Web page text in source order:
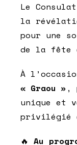
Le
la
pour une
de la fête
À
« Graou » ,
unique et
privilégié
🔥 Au